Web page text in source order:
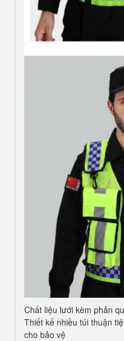
Chất liệu lưới kèm phản
Thiết kế nhiều túi thuận
cho bảo vệ